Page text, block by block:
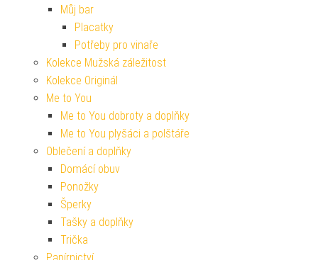
Můj bar
Placatky
Potřeby pro vinaře
Kolekce Mužská záležitost
Kolekce Originál
Me to You
Me to You dobroty a doplňky
Me to You plyšáci a polštáře
Oblečení a doplňky
Domácí obuv
Ponožky
Šperky
Tašky a doplňky
Trička